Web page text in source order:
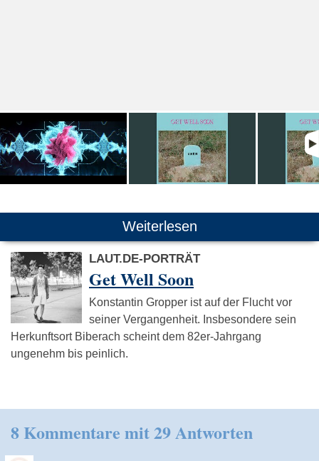
Weiterlesen
LAUT.DE-PORTRÄT
Get Well Soon
Konstantin Gropper ist auf der Flucht vor
seiner Vergangenheit. Insbesondere sein
Herkunftsort Biberach scheint dem 82er-Jahrgang
ungenehm bis peinlich.
8 Kommentare mit 29 Antworten